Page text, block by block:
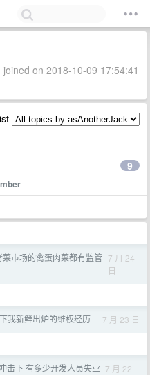
on 2018-10-09 17:54:41
9
菜市场的禽蛋肉菜都有监管 7 月 24
日
我新鲜出炉的维权经历 7 月 23 日
击下 有多少开发人员失业 7 月 22